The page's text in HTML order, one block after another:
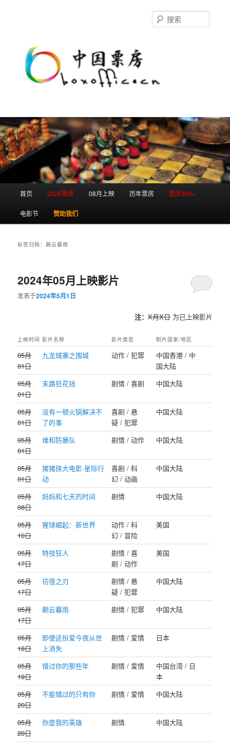
首页 2026票房 08月上映 历年票房 票房300+
电影节 赞助我们
标签归档：朝云暮雨
2024年05月上映影片
发表于2024年5月1日
注： X月X日为已上映影片
上映时间 影片名称 影片类型 制片国家/地区
05月
01日
九龙城寨之围城 动作 / 犯罪
中国香港 / 中
国大陆
05月
01日
末路狂花钱 剧情 / 喜剧 中国大陆
05月
01日
没有一顿火锅解决不
了的事
喜剧 / 悬
疑 / 犯罪
中国大陆
05月
01日
维和防暴队 剧情 / 动作 中国大陆
05月
01日
猪猪侠大电影·星际行
动
喜剧 / 科
幻 / 动画
中国大陆
05月
08日
妈妈和七天的时间 剧情 中国大陆
05月
10日
猩球崛起：新世界
动作 / 科
幻 / 冒险
美国
05月
17日
特技狂人
剧情 / 喜
剧 / 动作
美国
05月
17日
彷徨之刃
剧情 / 悬
疑 / 犯罪
中国大陆
05月
17日
朝云暮雨 剧情 / 犯罪 中国大陆
05月
18日
即使这份爱今夜从世
上消失
剧情 / 爱情 日本
05月
19日
错过你的那些年 剧情 / 爱情
中国台湾 / 日
本
05月
20日
不能错过的只有你 剧情 / 爱情 中国大陆
05月
20日
你是我的英雄 剧情 中国大陆